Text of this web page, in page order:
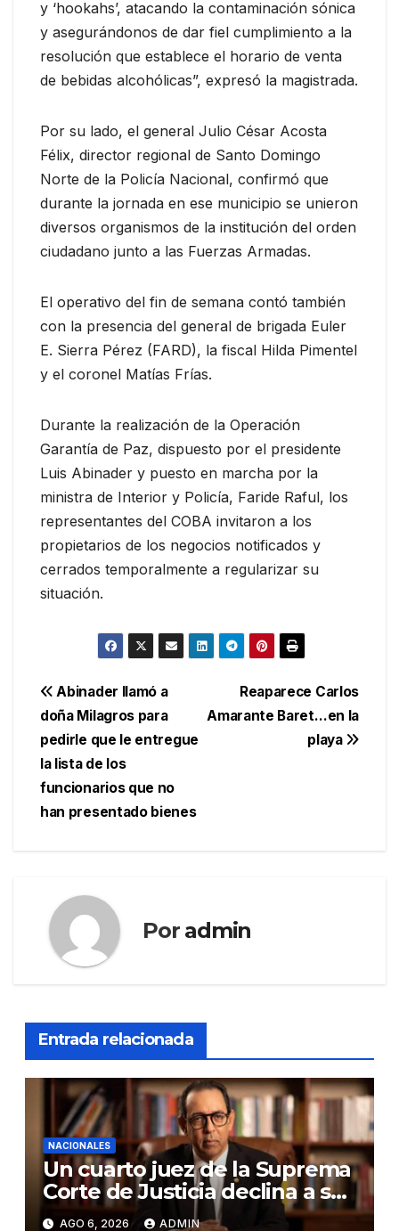
y ‘hookahs’, atacando la contaminación sónica
y asegurándonos de dar fiel cumplimiento a la
resolución que establece el horario de venta
de bebidas alcohólicas”, expresó la magistrada.
Por su lado, el general Julio César Acosta
Félix, director regional de Santo Domingo
Norte de la Policía Nacional, confirmó que
durante la jornada en ese municipio se unieron
diversos organismos de la institución del orden
ciudadano junto a las Fuerzas Armadas.
El operativo del fin de semana contó también
con la presencia del general de brigada Euler
E. Sierra Pérez (FARD), la fiscal Hilda Pimentel
y el coronel Matías Frías.
Durante la realización de la Operación
Garantía de Paz, dispuesto por el presidente
Luis Abinader y puesto en marcha por la
ministra de Interior y Policía, Faride Raful, los
representantes del COBA invitaron a los
propietarios de los negocios notificados y
cerrados temporalmente a regularizar su
situación.
Navegación
de
entradas
Reaparece Carlos
Amarante Baret…en la
playa
Abinader llamó a
doña Milagros para
pedirle que le entregue
la lista de los
funcionarios que no
han presentado bienes
Por admin
Entrada relacionada
NACIONALES
Un cuarto juez de la Suprema
Corte de Justicia declina a ser
evaluado por el CNM
AGO 6, 2026 ADMIN